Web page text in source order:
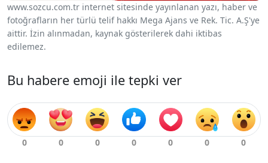
www.sozcu.com.tr internet sitesinde yayınlanan yazı, haber ve
fotoğrafların her türlü telif hakkı Mega Ajans ve Rek. Tic. A.Ş'ye
aittir. İzin alınmadan, kaynak gösterilerek dahi iktibas
edilemez.
Bu habere emoji ile tepki ver